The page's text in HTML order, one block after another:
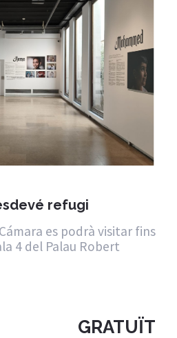
refugi
es podrà visitar fins
4 del Palau Robert
GRATUÏT